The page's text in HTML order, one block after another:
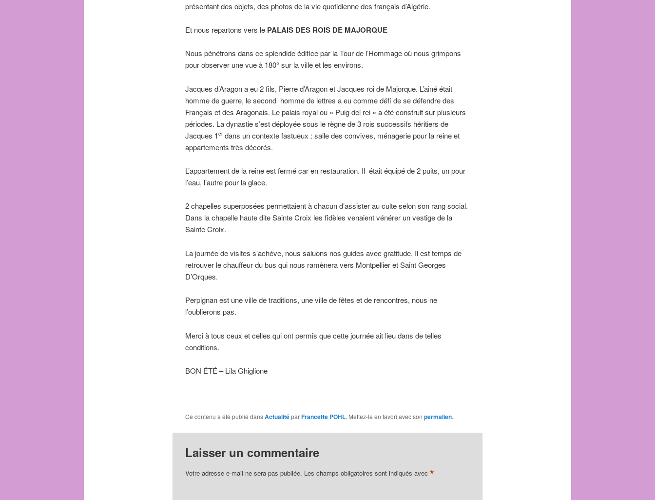
présentant des objets, des photos de la vie quotidienne des français d’Algérie.
Et nous repartons vers le PALAIS DES ROIS DE MAJORQUE
Nous pénétrons dans ce splendide édifice par la Tour de l’Hommage où nous grimpons
pour observer une vue à 180° sur la ville et les environs.
Jacques d’Aragon a eu 2 fils, Pierre d’Aragon et Jacques roi de Majorque. L’ainé était
homme de guerre, le second homme de lettres a eu comme défi de se défendre des
Français et des Aragonais. Le palais royal ou « Puig del rei » a été construit sur plusieurs
périodes. La dynastie s’est déployée sous le règne de 3 rois successifs héritiers de
Jacques 1erdans un contexte fastueux : salle des convives, ménagerie pour la reine et
appartements très décorés.
L’appartement de la reine est fermé car en restauration. Il était équipé de 2 puits, un pour
l’eau, l’autre pour la glace.
2 chapelles superposées permettaient à chacun d’assister au culte selon son rang social.
Dans la chapelle haute dite Sainte Croix les fidèles venaient vénérer un vestige de la
Sainte Croix.
La journée de visites s’achève, nous saluons nos guides avec gratitude. Il est temps de
retrouver le chauffeur du bus qui nous ramènera vers Montpellier et Saint Georges
D’Orques.
Perpignan est une ville de traditions, une ville de fêtes et de rencontres, nous ne
l’oublierons pas.
Merci à tous ceux et celles qui ont permis que cette journée ait lieu dans de telles
conditions.
BON ÉTÉ – Lila Ghiglione
Ce contenu a été publié dansActualitéparFrancette POHL. Mettez-le en favori avec son permalien.
Laisser un commentaire
Votre adresse e-mail ne sera pas publiée. Les champs obligatoires sont indiqués avec *